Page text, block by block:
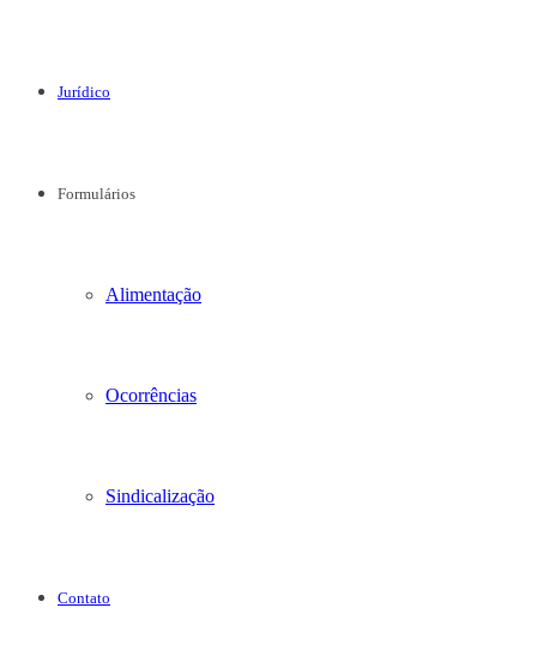
Jurídico
Formulários
Alimentação
Ocorrências
Sindicalização
Contato